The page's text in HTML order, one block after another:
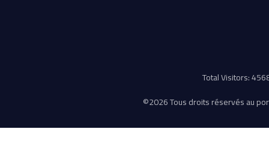
Total Visitors:
©2026 Tous droits réservés au